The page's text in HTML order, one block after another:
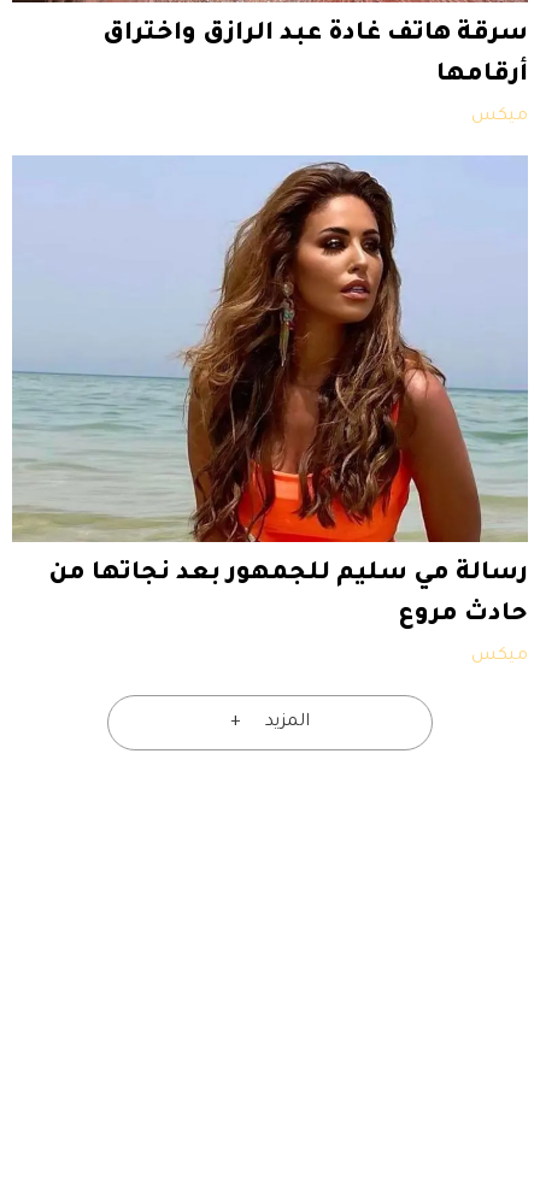
سرقة هاتف غادة عبد الرازق واختراق
أرقامها
ميكس
رسالة مي سليم للجمهور بعد نجاتها من
حادث مروع
ميكس
المزيد